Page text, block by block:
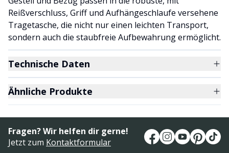
Reißverschluss, Griff und Aufhängeschlaufe versehene
Tragetasche, die nicht nur einen leichten Transport,
sondern auch die staubfreie Aufbewahrung ermöglicht.
Technische Daten
Ähnliche Produkte
Fragen? Wir helfen dir gerne!
Jetzt zum Kontaktformular